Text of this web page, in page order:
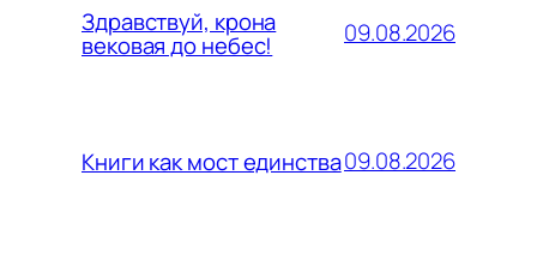
Здравствуй, крона
вековая до небес! 09.08.2026
Книги как мост единства09.08.2026